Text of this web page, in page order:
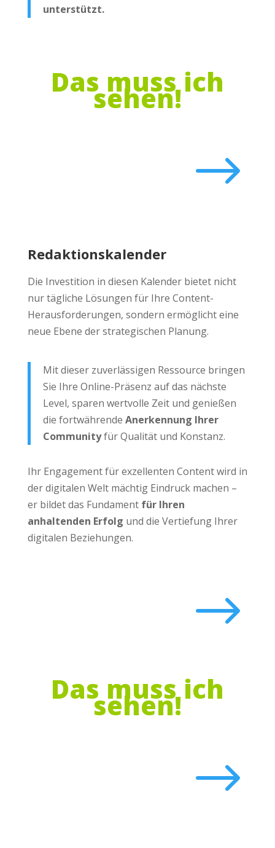
unterstützt.
Das muss ich
sehen!
$
Redaktionskalender
Die Investition in diesen Kalender bietet nicht
nur tägliche Lösungen für Ihre Content-
Herausforderungen, sondern ermöglicht eine
neue Ebene der strategischen Planung.
Mit dieser zuverlässigen Ressource bringen
Sie Ihre Online-Präsenz auf das nächste
Level, sparen wertvolle Zeit und genießen
die fortwährende Anerkennung Ihrer
Communityfür Qualität und Konstanz.
Ihr Engagement für exzellenten Content wird in
der digitalen Welt mächtig Eindruck machen –
er bildet das Fundament für Ihren
anhaltenden Erfolg und die Vertiefung Ihrer
digitalen Beziehungen.
$
Das muss ich
sehen!
$